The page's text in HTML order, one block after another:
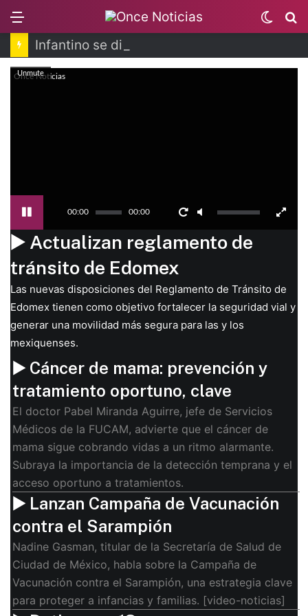
Switch
skin
▶️ Actualizan reglamento de
tránsito de Edomex
Las nuevas disposiciones del Reglamento de Tránsito de
Edomex tienen como objetivo fortalecer la seguridad vial y
generar una movilidad más segura para las y los
mexiquenses.
00:00 00:00
Once Noticias
Unmute
▶️ Cáncer de mama: prevención y
tratamiento oportuno, clave
El doctor Pabel Miranda Aguirre, jefe de Servicios
Médicos de la FUCAM, advierte que el cáncer de
mama sigue cobrando vidas a un ritmo alarmante.
Subraya la importancia de la detección temprana y el
acceso oportuno a tratamientos.
▶️ Lanzan Campaña de Vacunación
contra el Sarampión
Nadine Gasman, titular de la Secretaría de Salud de
Ciudad de México, habla sobre la Campaña de
Vacunación contra el Sarampión, una estrategia clave
para proteger a infancias y familias. [video-noticias]